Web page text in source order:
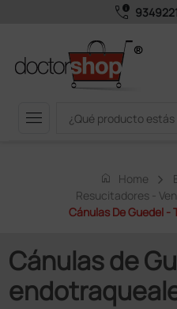
call_quality
menu
home Home
Resucitadores -
Cánulas De Guedel -
Cánulas de